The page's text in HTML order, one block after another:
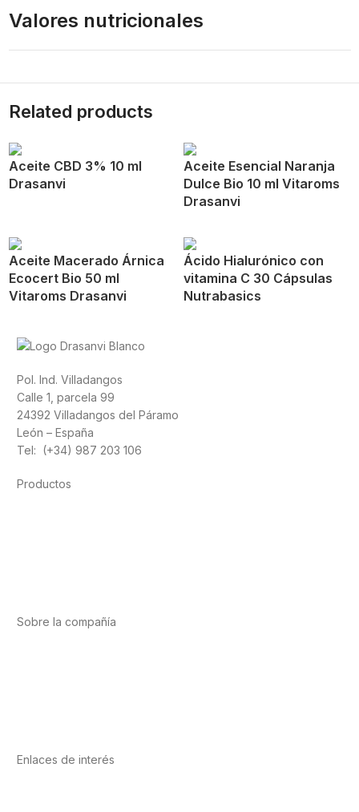
Valores nutricionales
Related products
Aceite CBD 3% 10 ml
Drasanvi
Aceite Esencial Naranja
Dulce Bio 10 ml Vitaroms
Drasanvi
Aceite Macerado Árnica
Ecocert Bio 50 ml
Vitaroms Drasanvi
Ácido Hialurónico con
vitamina C 30 Cápsulas
Nutrabasics
Pol. Ind. Villadangos
Calle 1, parcela 99
24392 Villadangos del Páramo
León – España
Tel: (+34) 987 203 106
Productos
Sobre la compañía
Enlaces de interés